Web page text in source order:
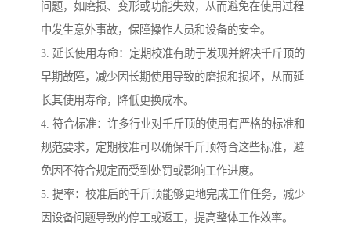
问题，如磨损、变形或功能失效，从而避免在使用过程
中发生意外事故，保障操作人员和设备的安全。
3. 延长使用寿命：定期校准有助于发现并解决千斤顶的
早期故障，减少因长期使用导致的磨损和损坏，从而延
长其使用寿命，降低更换成本。
4. 符合标准：许多行业对千斤顶的使用有严格的标准和
规范要求，定期校准可以确保千斤顶符合这些标准，避
免因不符合规定而受到处罚或影响工作进度。
5. 提率：校准后的千斤顶能够更地完成工作任务，减少
因设备问题导致的停工或返工，提高整体工作效率。